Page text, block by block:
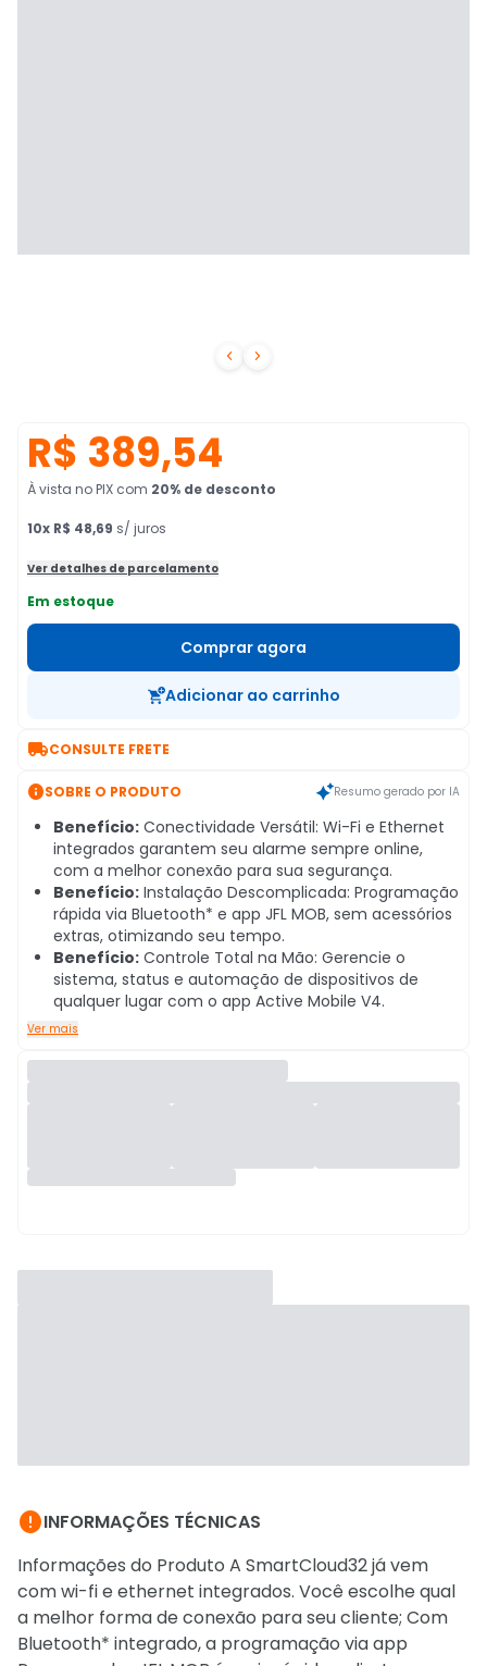
 
R$ 389,54
À vista no PIX com 20% de desconto
10x R$ 48,69 s/ juros
Ver detalhes de parcelamento
Em estoque
Comprar agora
Adicionar ao carrinho
CONSULTE FRETE
SOBRE O PRODUTO Resumo gerado por IA
Benefício: Conectividade Versátil: Wi-Fi e Ethernet
integrados garantem seu alarme sempre online,
com a melhor conexão para sua segurança.
Benefício: Instalação Descomplicada: Programação
rápida via Bluetooth* e app JFL MOB, sem acessórios
extras, otimizando seu tempo.
Benefício: Controle Total na Mão: Gerencie o
sistema, status e automação de dispositivos de
qualquer lugar com o app Active Mobile V4.
Ver mais
INFORMAÇÕES TÉCNICAS
Informações do Produto A SmartCloud32 já vem
com wi-fi e ethernet integrados. Você escolhe qual
a melhor forma de conexão para seu cliente; Com
Bluetooth* integrado, a programação via app